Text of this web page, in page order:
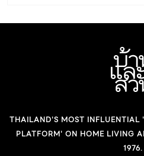
ลงวัสดุ แบบหลายเลเยอร์ และเท
แมททีเรียลต่างๆ ที่สามารถต่อย
หลาย ตอบคำถามเชิงลึก ด้านกา
990 บาท ผ่านทางธนาคารกสิก
972-990 บริษัท อาร์ ที บี เทคโน
THAILAND'S MOST INFLUENTIAL
PLATFORM' ON HOME LIVING
1976.